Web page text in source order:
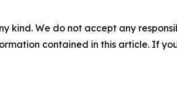
kind. We do not accept any
contained in this article. If